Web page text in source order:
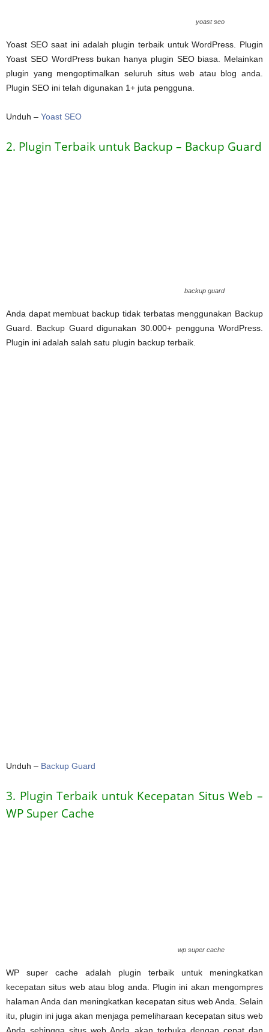
yoast seo
Yoast SEO saat ini adalah plugin terbaik untuk WordPress. Plugin
Yoast SEO WordPress bukan hanya plugin SEO biasa. Melainkan
plugin yang mengoptimalkan seluruh situs web atau blog anda.
Plugin SEO ini telah digunakan 1+ juta pengguna.
Unduh – Yoast SEO
2. Plugin Terbaik untuk Backup – Backup Guard
backup guard
Anda dapat membuat backup tidak terbatas menggunakan Backup
Guard. Backup Guard digunakan 30.000+ pengguna WordPress.
Plugin ini adalah salah satu plugin backup terbaik.
Unduh – Backup Guard
3. Plugin Terbaik untuk Kecepatan Situs Web –
WP Super Cache
wp super cache
WP super cache adalah plugin terbaik untuk meningkatkan
kecepatan situs web atau blog anda. Plugin ini akan mengompres
halaman Anda dan meningkatkan kecepatan situs web Anda. Selain
itu, plugin ini juga akan menjaga pemeliharaan kecepatan situs web
Anda sehingga situs web Anda akan terbuka dengan cepat dan